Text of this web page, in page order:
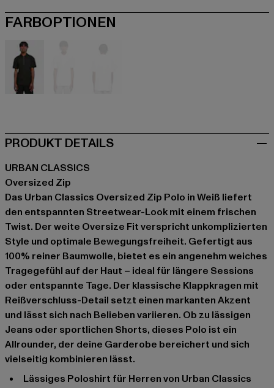
FARBOPTIONEN
PRODUKT DETAILS
URBAN CLASSICS
Oversized Zip
Das Urban Classics Oversized Zip Polo in Weiß liefert
den entspannten Streetwear-Look mit einem frischen
Twist. Der weite Oversize Fit verspricht unkomplizierten
Style und optimale Bewegungsfreiheit. Gefertigt aus
100% reiner Baumwolle, bietet es ein angenehm weiches
Tragegefühl auf der Haut – ideal für längere Sessions
oder entspannte Tage. Der klassische Klappkragen mit
Reißverschluss-Detail setzt einen markanten Akzent
und lässt sich nach Belieben variieren. Ob zu lässigen
Jeans oder sportlichen Shorts, dieses Polo ist ein
Allrounder, der deine Garderobe bereichert und sich
vielseitig kombinieren lässt.
Lässiges Poloshirt für Herren von Urban Classics